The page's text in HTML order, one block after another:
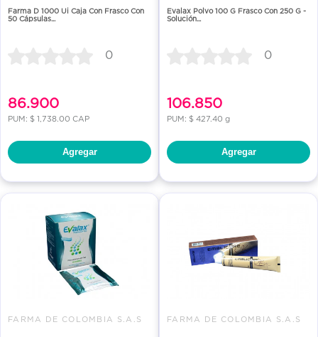
Farma D 1000 Ui Caja Con Frasco Con
50 Cápsulas...
0
86.900
PUM: $ 1,738.00 CAP
Agregar
Evalax Polvo 100 G Frasco Con 250 G -
Solución...
0
106.850
PUM: $ 427.40 g
Agregar
FARMA DE COLOMBIA S.A.S FARMA DE COLOMBIA S.A.S